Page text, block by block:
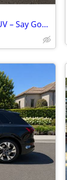
ALL-ELECTRIC Volkswagen ID.4 SUV – Say Goodbye to the Gas Station!